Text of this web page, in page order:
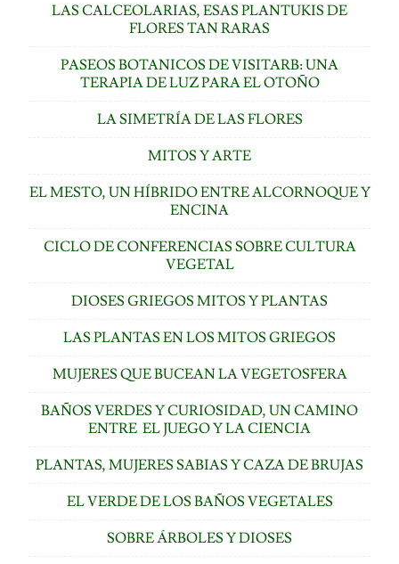
LAS CALCEOLARIAS, ESAS PLANTUKIS DE
FLORES TAN RARAS
PASEOS BOTANICOS DE VISITARB: UNA
TERAPIA DE LUZ PARA EL OTOÑO
LA SIMETRÍA DE LAS FLORES
MITOS Y ARTE
EL MESTO, UN HÍBRIDO ENTRE ALCORNOQUE Y
ENCINA
CICLO DE CONFERENCIAS SOBRE CULTURA
VEGETAL
DIOSES GRIEGOS MITOS Y PLANTAS
LAS PLANTAS EN LOS MITOS GRIEGOS
MUJERES QUE BUCEAN LA VEGETOSFERA
BAÑOS VERDES Y CURIOSIDAD, UN CAMINO
ENTRE EL JUEGO Y LA CIENCIA
PLANTAS, MUJERES SABIAS Y CAZA DE BRUJAS
EL VERDE DE LOS BAÑOS VEGETALES
SOBRE ÁRBOLES Y DIOSES